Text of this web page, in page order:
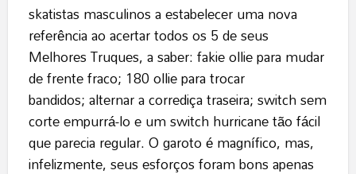
skatistas masculinos a estabelecer uma nova
referência ao acertar todos os 5 de seus
Melhores Truques, a saber: fakie ollie para mudar
de frente fraco; 180 ollie para trocar
bandidos; alternar a corrediça traseira; switch sem
corte empurrá-lo e um switch hurricane tão fácil
que parecia regular. O garoto é magnífico, mas,
infelizmente, seus esforços foram bons apenas